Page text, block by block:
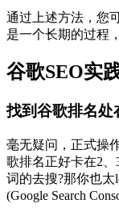
通过上述方法，您
是一个长期的过程
谷歌SEO实
找到谷歌排名处
毫无疑问，正式操
歌排名正好卡在2
词的去搜?那你也
(Google Search